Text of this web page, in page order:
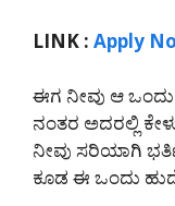
LINK : Apply
ಈಗ ನೀವು ಆ
ನಂತರ ಅದರಲ್ಲಿ
ನೀವು ಸರಿಯಾಗಿ
ಕೂಡ ಈ ಒಂದು